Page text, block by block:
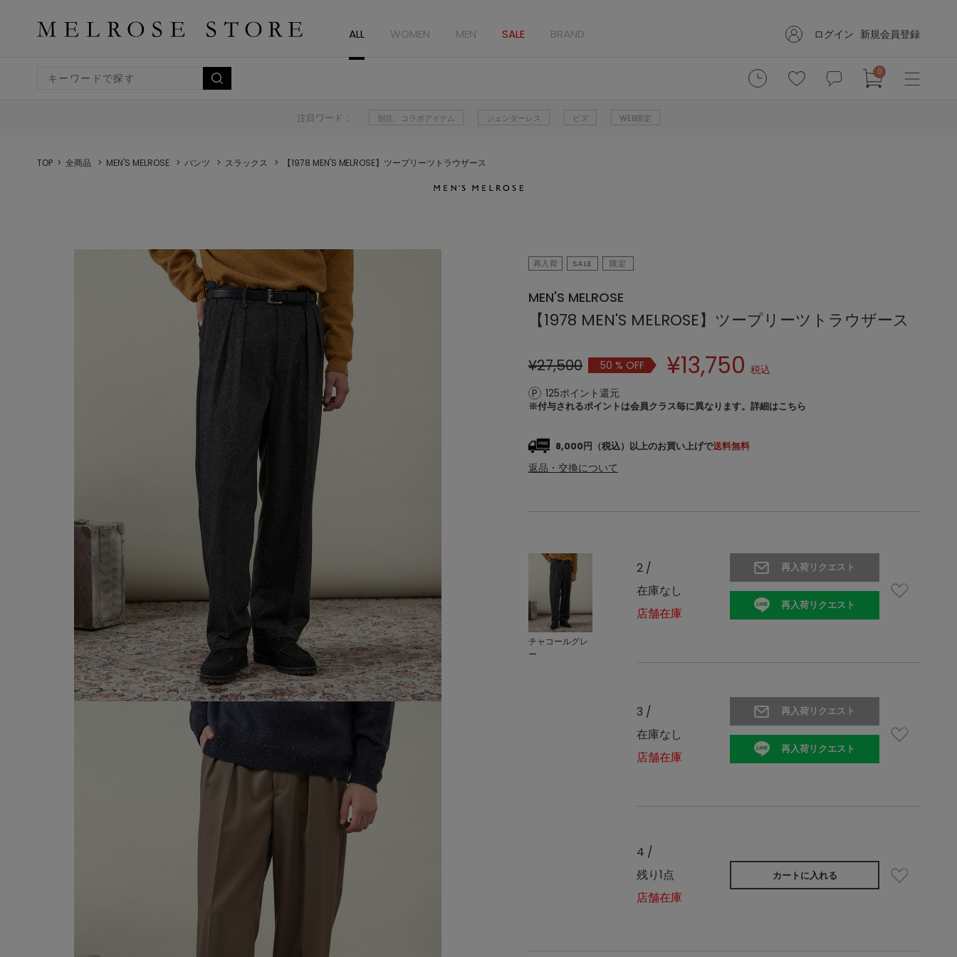
ALL WOMEN MEN SALE BRAND ログイン 新規会員登録
0
注目ワード： 別注、コラボアイテム ジェンダーレス ビズ WEB限定
TOP 全商品 MEN'S MELROSE パンツ スラックス 【1978 MEN'S MELROSE】ツープリーツトラウザース
再入荷 SALE 限定
MEN'S MELROSE
【1978 MEN'S MELROSE】ツープリーツトラウザース
¥27,500 50 % OFF ¥13,750 税込
125ポイント還元
※付与されるポイントは会員クラス毎に異なります。 詳細はこちら
8,000円（税込）以上のお買い上げで送料無料
返品・交換について
チャコールグレ
ー
2 /
在庫なし
店舗在庫
再入荷リクエスト
再入荷リクエスト
3 /
在庫なし
店舗在庫
再入荷リクエスト
再入荷リクエスト
4 /
残り1点
店舗在庫
カートに入れる